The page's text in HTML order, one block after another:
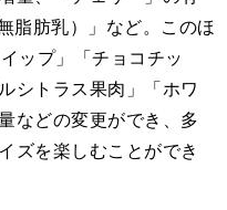
脂肪乳）」など。このほ
ップ」「チョコチッ
シトラス果肉」「ホワ
などの変更ができ、多
ズを楽しむことができ